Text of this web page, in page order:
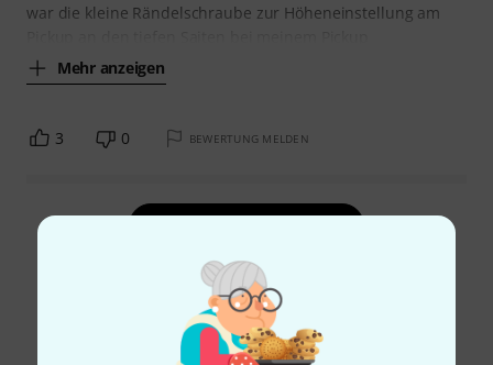
war die kleine Rändelschraube zur Höheneinstellung am
Mehr anzeigen
3 0 BEWERTUNG MELDEN
Alle Bewertungen lesen
Schon gewusst?